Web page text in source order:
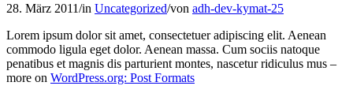
28. März 2011/in Uncategorized/von adh-dev-kymat-25
Lorem ipsum dolor sit amet, consectetuer adipiscing elit. Aenean
commodo ligula eget dolor. Aenean massa. Cum sociis natoque
penatibus et magnis dis parturient montes, nascetur ridiculus mus –
more on WordPress.org: Post Formats